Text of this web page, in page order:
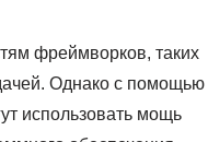
фреймворков, таких
Однако с помощью
использовать мощь